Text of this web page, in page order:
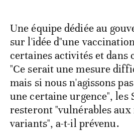
Une équipe dédiée au
sur l'idée d"une
certaines activités et dans
"Ce serait une mesure
mais si nous n'agissons
une certaine urgence", les
resteront "vulnérables aux
variants", a-t-il prévenu.